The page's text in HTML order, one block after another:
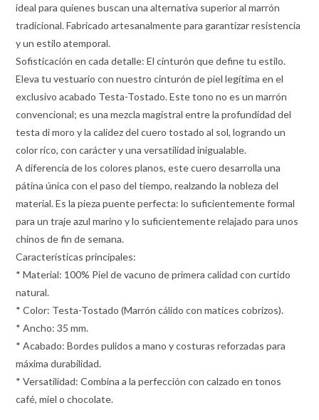
ideal para quienes buscan una alternativa superior al marrón
tradicional. Fabricado artesanalmente para garantizar resistencia
y un estilo atemporal.
Sofisticación en cada detalle: El cinturón que define tu estilo.
Eleva tu vestuario con nuestro cinturón de piel legítima en el
exclusivo acabado Testa-Tostado. Este tono no es un marrón
convencional; es una mezcla magistral entre la profundidad del
testa di moro y la calidez del cuero tostado al sol, logrando un
color rico, con carácter y una versatilidad inigualable.
A diferencia de los colores planos, este cuero desarrolla una
pátina única con el paso del tiempo, realzando la nobleza del
material. Es la pieza puente perfecta: lo suficientemente formal
para un traje azul marino y lo suficientemente relajado para unos
chinos de fin de semana.
Características principales:
* Material: 100% Piel de vacuno de primera calidad con curtido
natural.
* Color: Testa-Tostado (Marrón cálido con matices cobrizos).
* Ancho: 35 mm.
* Acabado: Bordes pulidos a mano y costuras reforzadas para
máxima durabilidad.
* Versatilidad: Combina a la perfección con calzado en tonos
café, miel o chocolate.